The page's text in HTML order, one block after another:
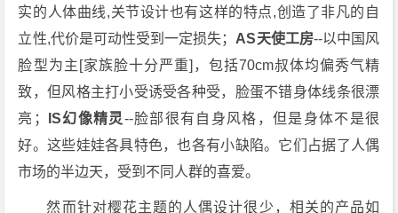
实的人体曲线,关节设计也有这样的特点,创造了非凡的自
立性,代价是可动性受到一定损失； AS天使工房--以中国风
脸型为主[家族脸十分严重]，包括70cm叔体均偏秀气精
致，但风格主打小受诱受各种受，脸蛋不错身体线条很漂
亮；
IS幻像精灵--脸部很有自身风格，但是身体不是很
好。这些娃娃各具特色，也各有小缺陷。它们占据了人偶
市场的半边天，受到不同人群的喜爱。
然而针对樱花主题的人偶设计很少，相关的产品如